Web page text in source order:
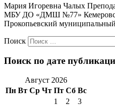
Мария Игоревна Чалых
МБУ ДО «ДМШ №77»
Прокопьевский
Поиск
Поиск по дате
Август 2026
Пн Вт Ср Чт Пт Сб Вс
1
2
3